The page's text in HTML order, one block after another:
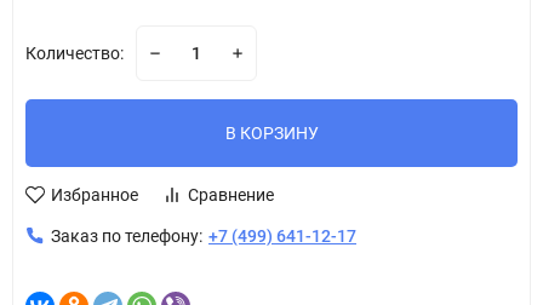
Количество:
В КОРЗИНУ
Избранное Сравнение
Заказ по телефону: +7 (499) 641-12-17